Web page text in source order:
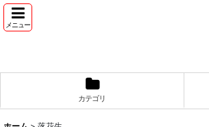
メニュー
カテゴリ